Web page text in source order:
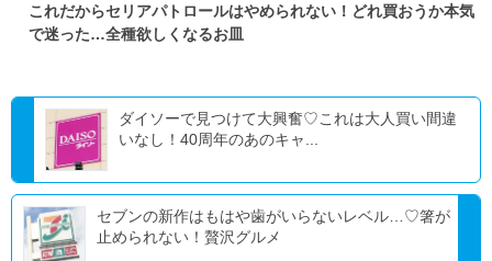
これだからセリアパトロールはやめられない！どれ買おうか本気
で迷った…全種欲しくなるお皿
ダイソーで見つけて大興奮♡これは大人買い間違
いなし！40周年のあのキャ...
セブンの新作はもはや歯がいらないレベル…♡箸が
止められない！贅沢グルメ